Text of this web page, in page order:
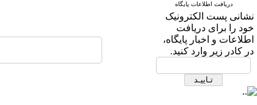
پایگاه استنادی علوم جهان
اسلام (ISC)
گوگل اسکالر
مگ ایران
دریافت اطلاعات پایگاه
نشانی پست الکترونیک
خود را برای دریافت
اطلاعات و اخبار پایگاه،
در کادر زیر وارد کنید.